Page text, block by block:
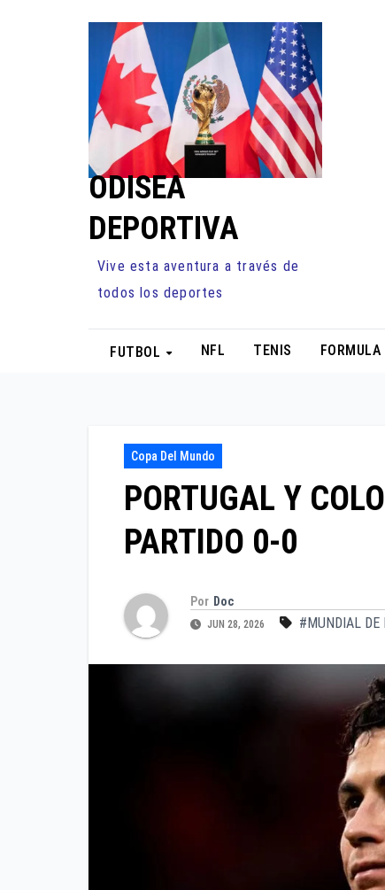
ODISEA
DEPORTIVA
Vive esta aventura a través de
todos los deportes
FUTBOL NFL TENIS FORMULA
Copa Del Mundo
PORTUGAL Y
PARTIDO 0-0
Por Doc
JUN 28, 2026 #MUNDIAL DE